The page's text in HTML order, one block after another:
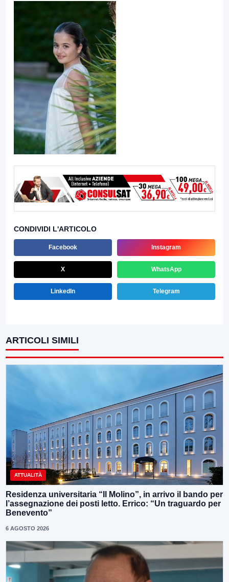
CONDIVIDI L'ARTICOLO
Facebook Instagram
X WhatsApp
LinkedIn Telegram
ARTICOLI SIMILI
ATTUALITÀ
Residenza universitaria “Il Molino”, in arrivo il bando per
l’assegnazione dei posti letto. Errico: “Un traguardo per
Benevento”
6 AGOSTO 2026